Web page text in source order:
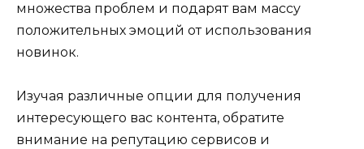
множества проблем и подарят вам массу
положительных эмоций от использования
новинок.
Изучая различные опции для получения
интересующего вас контента, обратите
внимание на репутацию сервисов и